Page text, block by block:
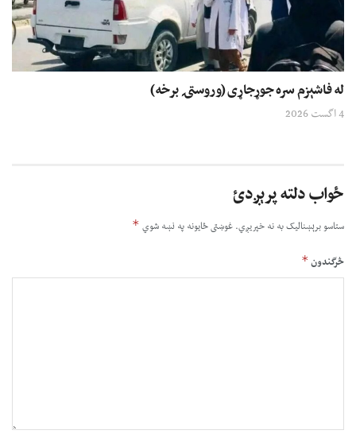
له فاشېزم سره جوړجاړی (وروستۍ برخه)
4 اگست 2026
ځواب دلته پرېږدئ
ستاسو برېښناليک به نه خپريږي.غوښتى ځایونه په نښه شوي *
څرگندون*